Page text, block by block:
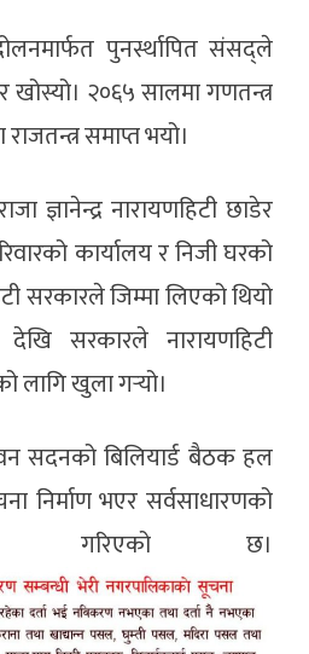
पुनर्स्थापित संसद्ले
खोस्यो। २०६५ सालमा गणतन्त्र
समाप्त भयो।
ज्ञानेन्द्र नारायणहिटी छाडेर
कार्यालय र निजी घरको
सरकारले जिम्मा लिएको थियो
सरकारले नारायणहिटी
लागि खुला गर्‍यो।
सदनको बिलियार्ड बैठक हल
निर्माण भएर सर्वसाधारणको
गरिएको छ।